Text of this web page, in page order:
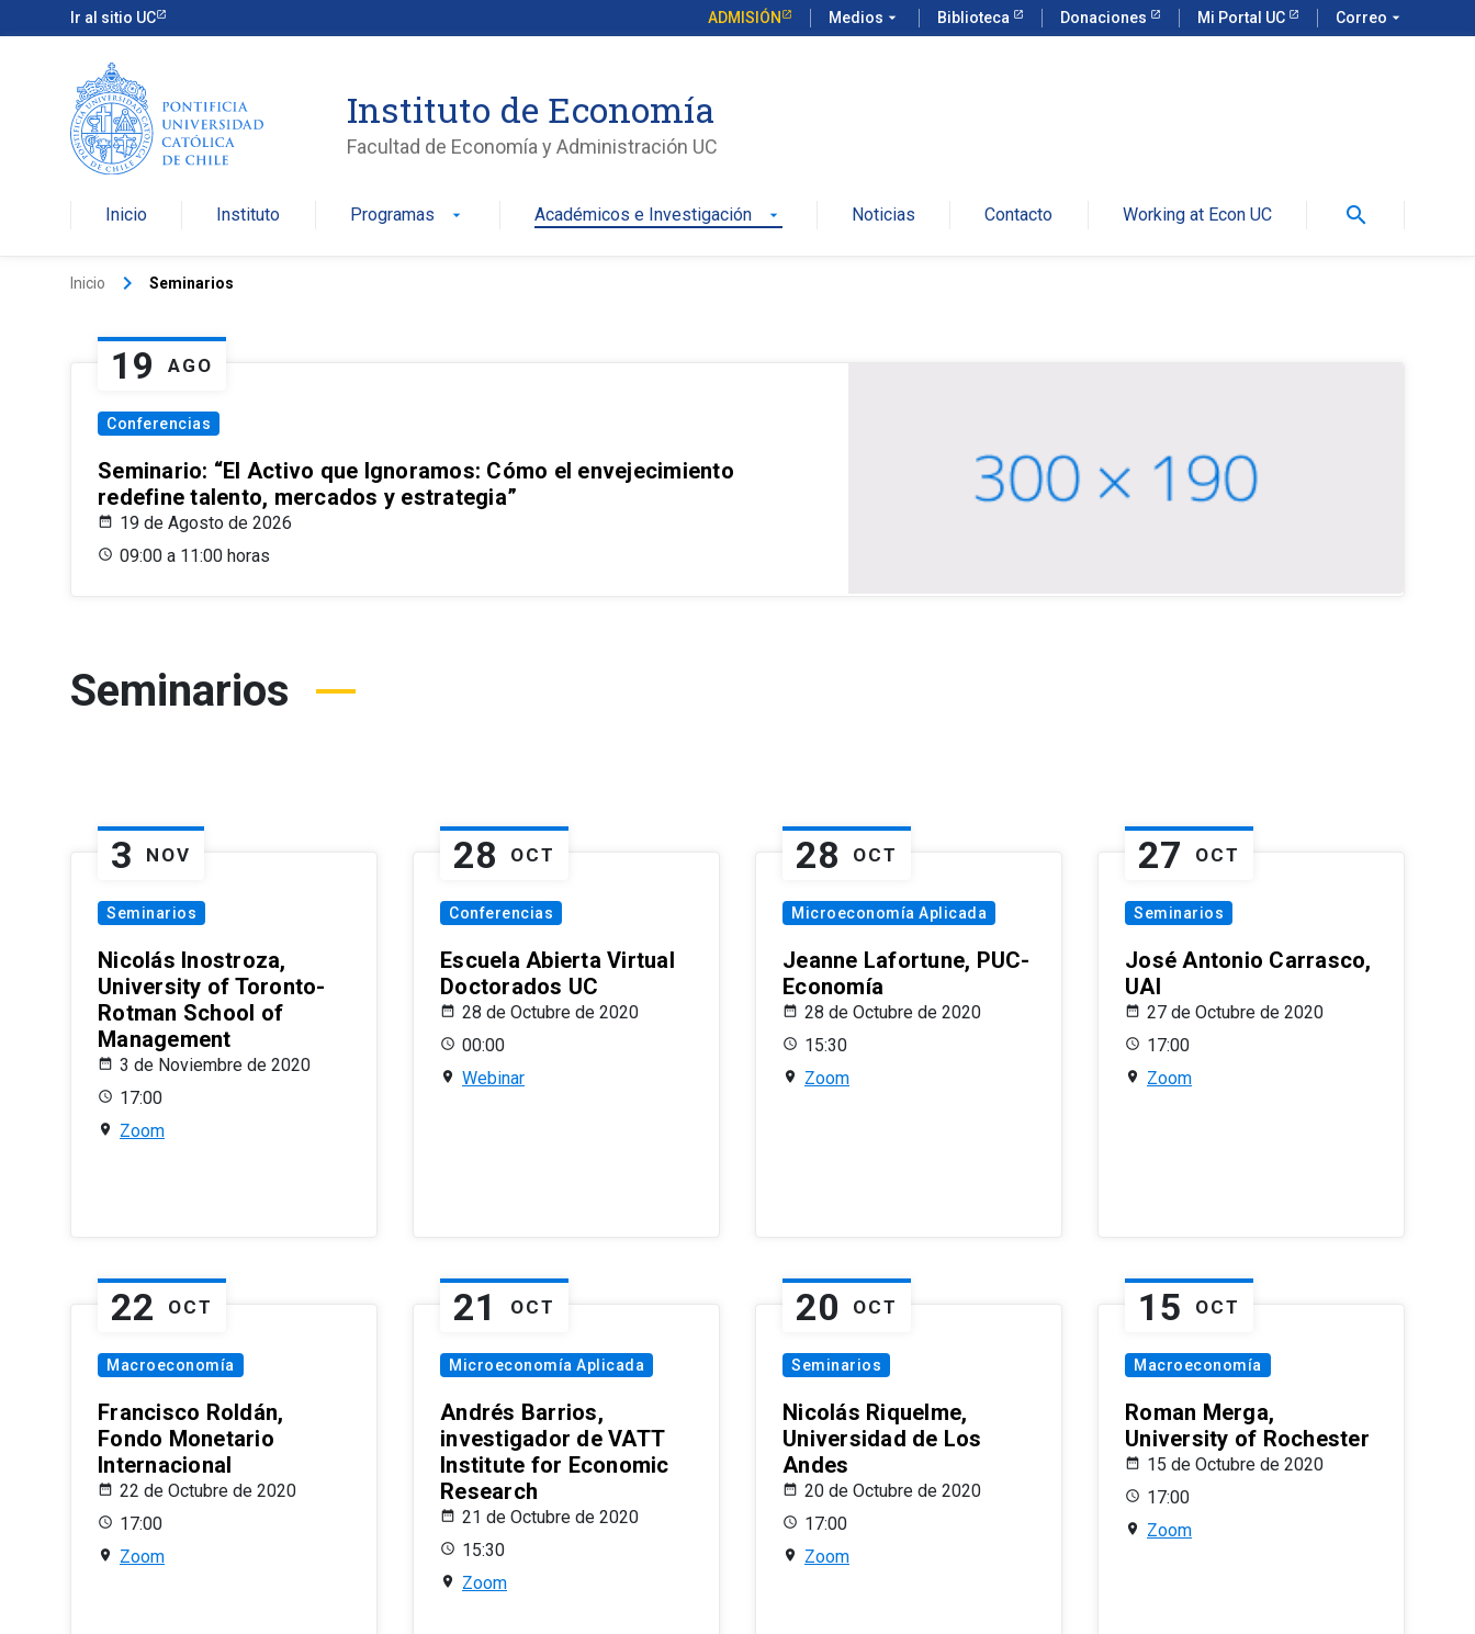
Ir al sitio UC ADMISIÓN Medios arrow_drop_down Biblioteca Donaciones Mi Portal UC Correo arrow_drop_down
Instituto de Economía
Facultad de Economía y Administración UC
Inicio Instituto Programas arrow_drop_down Académicos e Investigación arrow_drop_down Noticias Contacto Working at Econ UC search
Inicio keyboard_arrow_right Seminarios
19 AGO
Conferencias
Seminario: “El Activo que Ignoramos: Cómo el envejecimiento
redefine talento, mercados y estrategia”
19 de Agosto de 2026
09:00 a 11:00 horas
Seminarios
3 NOV
Seminarios
Nicolás Inostroza,
University of Toronto-
Rotman School of
Management
3 de Noviembre de 2020
17:00
Zoom
28 OCT
Conferencias
Escuela Abierta Virtual
Doctorados UC
28 de Octubre de 2020
00:00
Webinar
28 OCT
Microeconomía Aplicada
Jeanne Lafortune, PUC-
Economía
28 de Octubre de 2020
15:30
Zoom
27 OCT
Seminarios
José Antonio Carrasco,
UAI
27 de Octubre de 2020
17:00
Zoom
22 OCT
Macroeconomía
Francisco Roldán,
Fondo Monetario
Internacional
22 de Octubre de 2020
17:00
Zoom
21 OCT
Microeconomía Aplicada
Andrés Barrios,
investigador de VATT
Institute for Economic
Research
21 de Octubre de 2020
15:30
Zoom
20 OCT
Seminarios
Nicolás Riquelme,
Universidad de Los
Andes
20 de Octubre de 2020
17:00
Zoom
15 OCT
Macroeconomía
Roman Merga,
University of Rochester
15 de Octubre de 2020
17:00
Zoom